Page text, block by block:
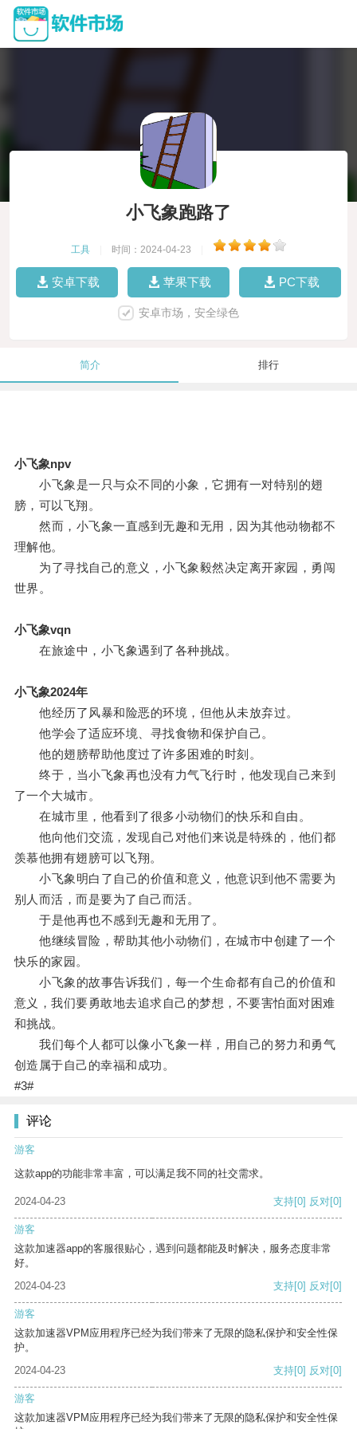
小飞象跑路了
工具 时间：2024-04-23
安卓下载 苹果下载 PC下载
安卓市场，安全绿色
简介 排行
小飞象npv
小飞象是一只与众不同的小象，它拥有一对特别的翅
膀，可以飞翔。
然而，小飞象一直感到无趣和无用，因为其他动物都不
理解他。
为了寻找自己的意义，小飞象毅然决定离开家园，勇闯
世界。
小飞象vqn
在旅途中，小飞象遇到了各种挑战。
小飞象2024年
他经历了风暴和险恶的环境，但他从未放弃过。
他学会了适应环境、寻找食物和保护自己。
他的翅膀帮助他度过了许多困难的时刻。
终于，当小飞象再也没有力气飞行时，他发现自己来到
了一个大城市。
在城市里，他看到了很多小动物们的快乐和自由。
他向他们交流，发现自己对他们来说是特殊的，他们都
羡慕他拥有翅膀可以飞翔。
小飞象明白了自己的价值和意义，他意识到他不需要为
别人而活，而是要为了自己而活。
于是他再也不感到无趣和无用了。
他继续冒险，帮助其他小动物们，在城市中创建了一个
快乐的家园。
小飞象的故事告诉我们，每一个生命都有自己的价值和
意义，我们要勇敢地去追求自己的梦想，不要害怕面对困难
和挑战。
我们每个人都可以像小飞象一样，用自己的努力和勇气
创造属于自己的幸福和成功。
#3#
评论
游客
这款app的功能非常丰富，可以满足我不同的社交需求。
2024-04-23 支持[0] 反对[0]
游客
这款加速器app的客服很贴心，遇到问题都能及时解决，服务态度非常
好。
2024-04-23
支持[0] 反对[0]
游客
这款加速器VPM应用程序已经为我们带来了无限的隐私保护和安全性保
护。
2024-04-23
支持[0] 反对[0]
游客
这款加速器VPM应用程序已经为我们带来了无限的隐私保护和安全性保